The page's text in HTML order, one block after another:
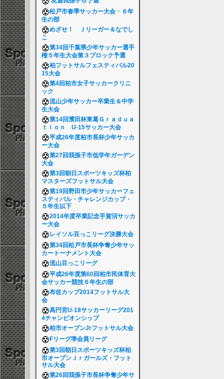
松戸市春季サッカー大会・６年
生の部
めざせ！ Ｊリーガー＆なでし
こ
第34回千葉県少年サッカー選手
権５年生大会第３ブロック予選
柏フットサルフェスティバル20
15大会
第4回柏市女子サッカークリニ
ック
流山少年サッカー卒業生＆中学
生大会
第14回濱田杯東葛Ｇｒａｄｕａ
ｔｉｏｎ U-15サッカー大会
平成26年度柏市長杯少年サッカ
ー大会
第27回我孫子市低学年ガーデン
大会
第3回朝日スポーツキッズ杯柏
マスターズフットサル大会
第19回野田市少年サッカーフェ
スティバル・チャレンジカップ・
５年生以下
2014年度卒業記念手賀沼サッカ
ー大会
レイソル豆っこリーグ決勝大会
第34回松戸市長杯争奪少年サッ
カートーナメント大会
流山豆っこリーグ
平成26年度第60回柏市民体育大
会サッカー競技６年生の部
布佐カップ2014フットサル大
会
高円宮U-18サッカーリーグ201
4チャンピオンシップ
柏市オープンJrフットサル大会
Fリーグ準会員リーグ
第3回朝日スポーツキッズ杯柏
市オープンＪｒガールズ・フット
サル大会
第26回我孫子市長杯争奪少年サ